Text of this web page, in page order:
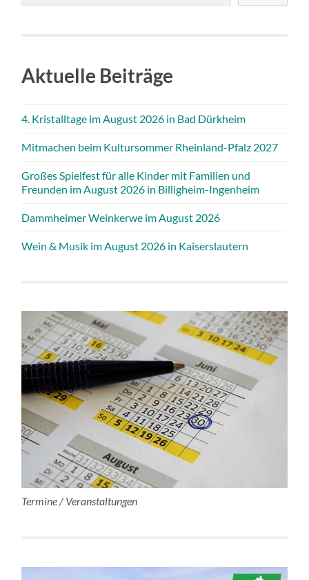
Aktuelle Beiträge
4. Kristalltage im August 2026 in Bad Dürkheim
Mitmachen beim Kultursommer Rheinland-Pfalz 2027
Großes Spielfest für alle Kinder mit Familien und
Freunden im August 2026 in Billigheim-Ingenheim
Dammheimer Weinkerwe im August 2026
Wein & Musik im August 2026 in Kaiserslautern
Termine / Veranstaltungen